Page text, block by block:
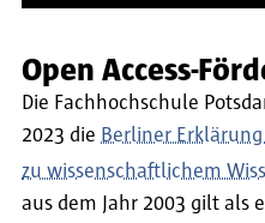
Open Access-
Die Fachhochschule
2023 die Berliner
zu wissenschaftlichem
aus dem Jahr 2003 gilt als